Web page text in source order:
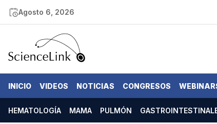
Agosto 6, 2026
INICIO VIDEOS NOTICIAS CONGRESOS
HEMATOLOGÍA MAMA PULMÓN